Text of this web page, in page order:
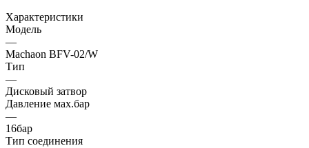
Характеристики
Модель
—
Machaon BFV-02/W
Тип
—
Дисковый затвор
Давление мах.бар
—
16бар
Тип соединения